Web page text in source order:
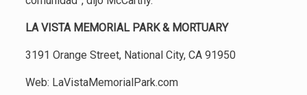
LA VISTA MEMORIAL PARK & MORTUARY
3191 Orange Street, National City, CA 91950
Web: LaVistaMemorialPark.com